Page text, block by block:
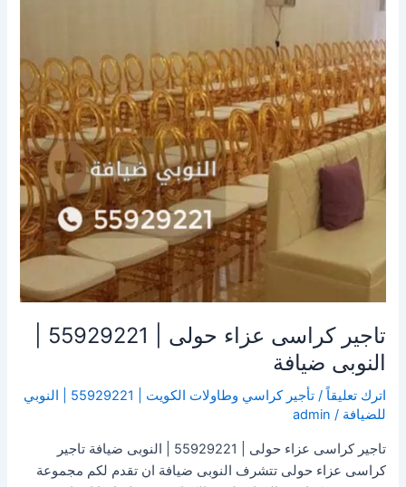
النوبى ضيافة
اترك تعليقاً /
تأجير كراسي وطاولات الكويت | 55929221 | النوبي
للضيافة /
admin
تاجير كراسى عزاء حولى | 55929221 | النوبى ضيافة تاجير
كراسى عزاء حولى تتشرف النوبى ضيافة ان تقدم لكم مجموعة
حولى
55929221
|
النوبى
ضيافة